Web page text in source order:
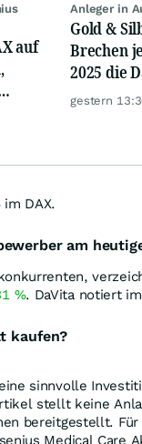
auf
Anleger in
Gold &
Brechen
2025 die
gestern
DAX.
am
%. DaVita notiert
kaufen?
sinnvolle
stellt keine
bereitgestellt.
Medical Care